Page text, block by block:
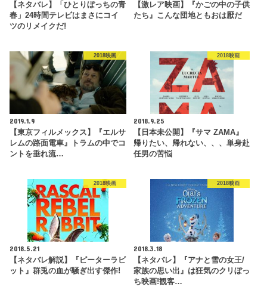
【ネタバレ】「ひとりぼっちの青
春」24時間テレビはまさにコイ
ツのリメイクだ!
【激レア映画】『かごの中の子供
たち』こんな団地ともおは厭だ
2018映画
2019.1.9
【東京フィルメックス】『エルサ
レムの路面電車』トラムの中でコ
ントを垂れ流…
2018映画
2018.9.25
【日本未公開】『サマ ZAMA』
帰りたい、帰れない、、、単身赴
任男の苦悩
2018映画
2018.5.21
【ネタバレ解説】『ピーターラビ
ット』群兎の血が騒ぎ出す傑作!
2018映画
2018.3.18
【ネタバレ】『アナと雪の女王/
家族の思い出』は狂気のクリぼっ
ち映画!観客…